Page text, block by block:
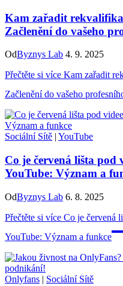
Kam zařadit
Začlenění do vašeho
OdByznys Lab 4. 9. 2025
Přečtěte si více Kam zařadit
Začlenění do vašeho
Sociální Sítě | YouTube
Co je červená lišta pod
YouTube: Význam a
OdByznys Lab 6. 8. 2025
Přečtěte si více Co je červená
YouTube: Význam a funkce
Onlyfans | Sociální Sítě